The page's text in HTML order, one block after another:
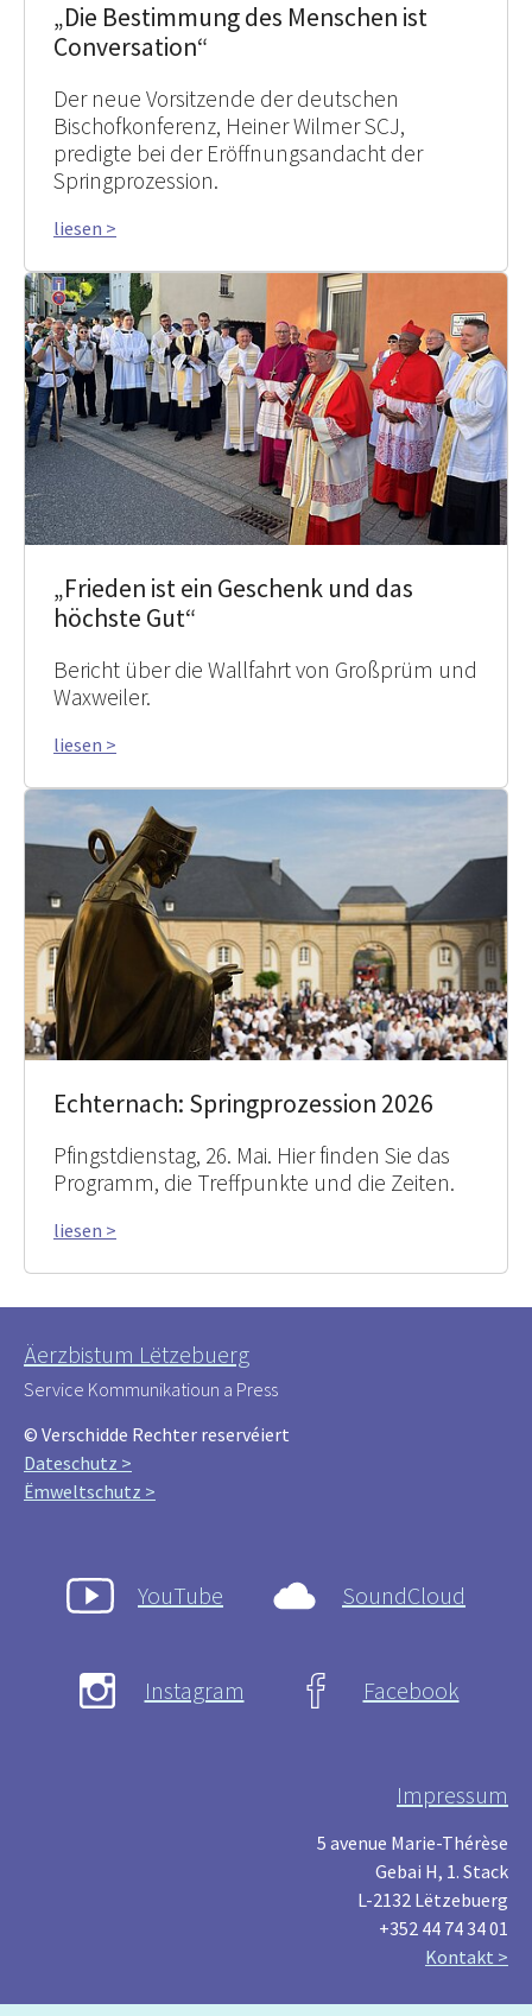
„Die Bestimmung des Menschen ist
Conversation“
Der neue Vorsitzende der deutschen
Bischofkonferenz, Heiner Wilmer SCJ,
predigte bei der Eröffnungsandacht der
Springprozession.
liesen >
„Frieden ist ein Geschenk und das
höchste Gut“
Bericht über die Wallfahrt von Großprüm und
Waxweiler.
liesen >
Echternach: Springprozession 2026
Pfingstdienstag, 26. Mai. Hier finden Sie das
Programm, die Treffpunkte und die Zeiten.
liesen >
Äerzbistum Lëtzebuerg
Service Kommunikatioun a Press
© Verschidde Rechter reservéiert
Dateschutz >
Ëmweltschutz >
YouTube SoundCloud
Instagram Facebook
Impressum
5 avenue Marie-Thérèse
Gebai H, 1. Stack
L-2132 Lëtzebuerg
+352 44 74 34 01
Kontakt >